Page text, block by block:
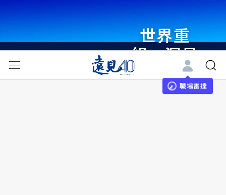
世界重
組・洞見
未來 與
世界領袖
職場雷達